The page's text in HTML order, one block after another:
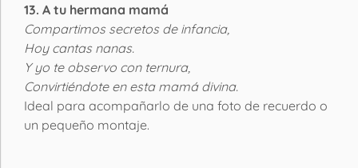
13. A tu hermana mamá
Compartimos secretos de infancia,
Hoy cantas nanas.
Y yo te observo con ternura,
Convirtiéndote en esta mamá divina.
Ideal para acompañarlo de una foto de recuerdo o
un pequeño montaje.